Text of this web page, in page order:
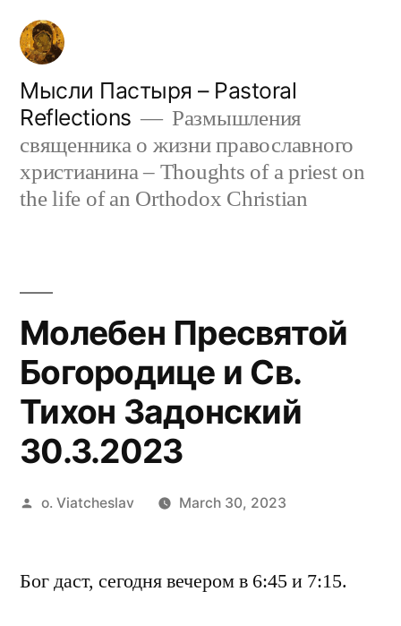
Skip
content
Мысли Пастыря – Pastoral
Reflections
Размышления
священника о жизни православного
христианина – Thoughts of a priest on
the life of an Orthodox Christian
Молебен Пресвятой
Богородице и Св.
Тихон Задонский
30.3.2023
Posted
o. Viatcheslav March 30, 2023
Бог даст, сегодня вечером в 6:45 и 7:15.